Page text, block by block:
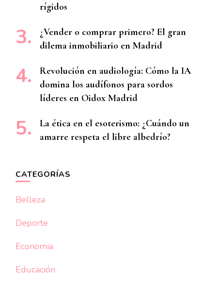
rígidos
¿Vender o comprar primero? El gran
dilema inmobiliario en Madrid
Revolución en audiología: Cómo la IA
domina los audífonos para sordos
líderes en Oidox Madrid
La ética en el esoterismo: ¿Cuándo un
amarre respeta el libre albedrío?
CATEGORÍAS
Belleza
Deporte
Economia
Educación